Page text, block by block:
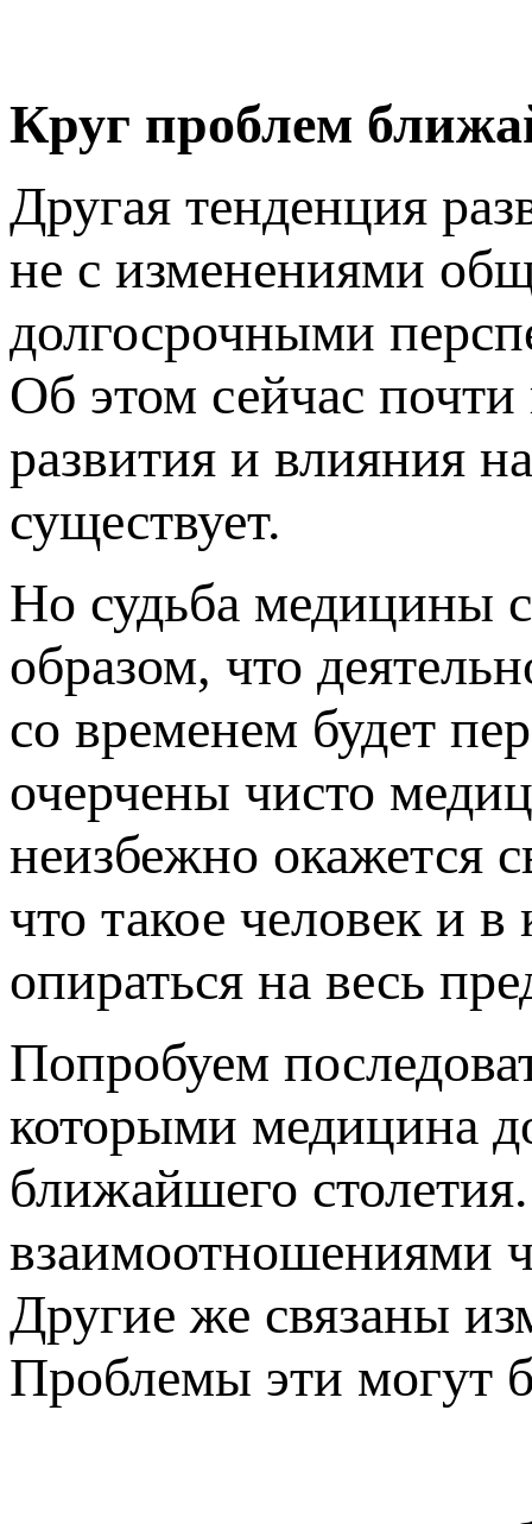
Круг проблем
Другая тенденция
не с изменениями
долгосрочными
Об этом сейчас
развития и влияния
существует.
Но судьба медицины
образом, что
со временем будет
очерчены чисто
неизбежно окажется
что такое человек и
опираться на весь
Попробуем
которыми медицина
ближайшего
взаимоотношениями
Другие же связаны
Проблемы эти могут